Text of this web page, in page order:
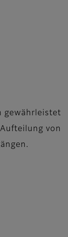
gewährleistet
von